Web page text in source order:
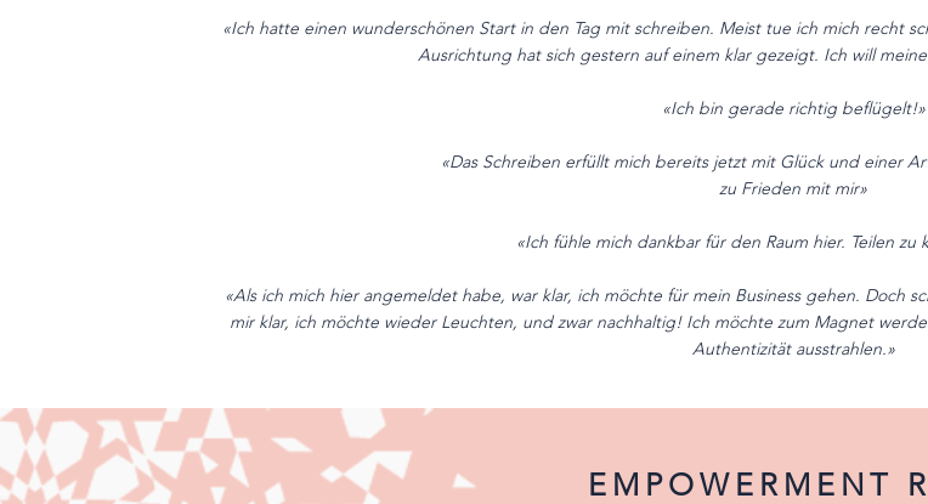
«Ich hatte einen wunderschönen Start in den Tag mit schreiben. Meist tue ich mich recht
Ausrichtung hat sich gestern auf einem klar gezeigt. Ich will
«Ich bin gerade richtig beflügelt!»
«Das Schreiben erfüllt mich bereits jetzt mit Glück und einer
zu Frieden mit mir»
«Ich fühle mich dankbar für den Raum hier. Teilen zu
«Als ich mich hier angemeldet habe, war klar, ich möchte für mein Business gehen. Doch
mir klar, ich möchte wieder Leuchten, und zwar nachhaltig! Ich möchte zum Magnet
Authentizität ausstrahlen.»
EMPOWERMENT